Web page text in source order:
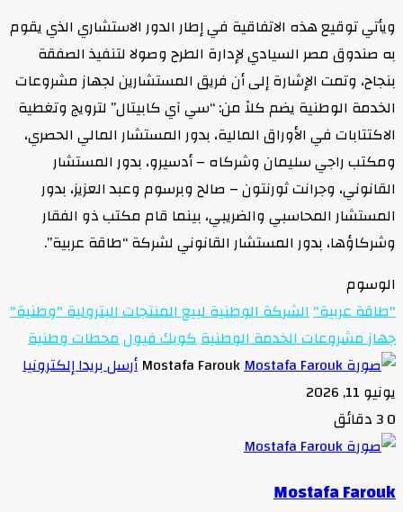
ويأتي توقيع هذه الاتفاقية في إطار الدور الاستشاري الذي يقوم
به صندوق مصر السيادي لإدارة الطرح وصولا لتنفيذ الصفقة
بنجاح، وتمت الإشارة إلى أن فريق المستشارين لجهاز مشروعات
الخدمة الوطنية يضم كلاً من: “سي آي كابيتال” لترويج وتغطية
الاكتتابات في الأوراق المالية، بدور المستشار المالي الحصري،
ومكتب راجي سليمان وشركاه – أدسيرو، بدور المستشار
القانوني، وجرانت ثورنتون – صالح وبرسوم وعبد العزيز، بدور
المستشار المحاسبي والضريبي، بينما قام مكتب ذو الفقار
وشركاؤها، بدور المستشار القانوني لشركة “طاقة عربية”.
الوسوم
"طاقة عربية"الشركة الوطنية لبيع المنتجات البترولية "وطنية"
جهاز مشروعات الخدمة الوطنيةكويك فيولمحطات وطنية
Mostafa Farouk أرسل بريدا إلكترونيا
يونيو 11, 2026
0
Mostafa Farouk